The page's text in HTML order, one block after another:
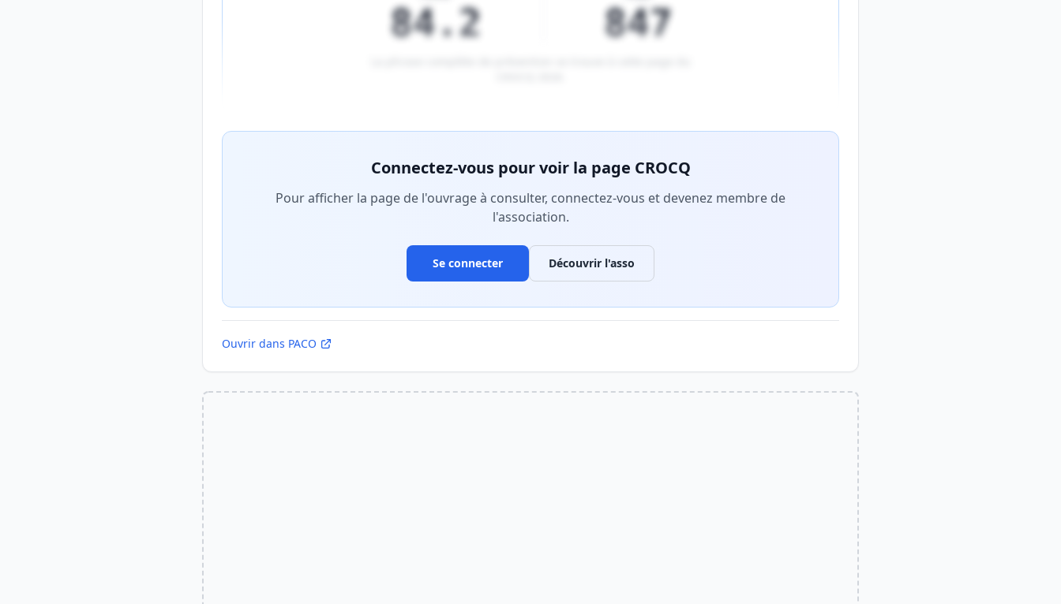
84.2 847
Connectez-vous pour voir la page CROCQ
Pour afficher la page de l'ouvrage à consulter, connectez-vous et devenez membre de
l'association.
Se connecter Découvrir l'asso
Ouvrir dans PACO